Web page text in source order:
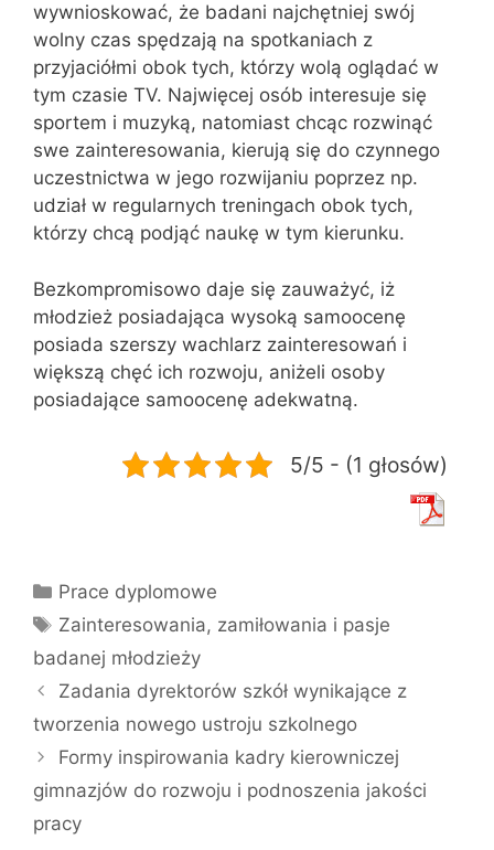
wywnioskować, że badani najchętniej swój
wolny czas spędzają na spotkaniach z
przyjaciółmi obok tych, którzy wolą oglądać w
tym czasie TV. Najwięcej osób interesuje się
sportem i muzyką, natomiast chcąc rozwinąć
swe zainteresowania, kierują się do czynnego
uczestnictwa w jego rozwijaniu poprzez np.
udział w regularnych treningach obok tych,
którzy chcą podjąć naukę w tym kierunku.
Bezkompromisowo daje się zauważyć, iż
młodzież posiadająca wysoką samoocenę
posiada szerszy wachlarz zainteresowań i
większą chęć ich rozwoju, aniżeli osoby
posiadające samoocenę adekwatną.
5/5 - (1 głosów)
Kategorie
Prace dyplomowe
Tagi
Zainteresowania, zamiłowania i pasje
badanej młodzieży
Zadania dyrektorów szkół wynikające z
tworzenia nowego ustroju szkolnego
Formy inspirowania kadry kierowniczej
gimnazjów do rozwoju i podnoszenia jakości
pracy